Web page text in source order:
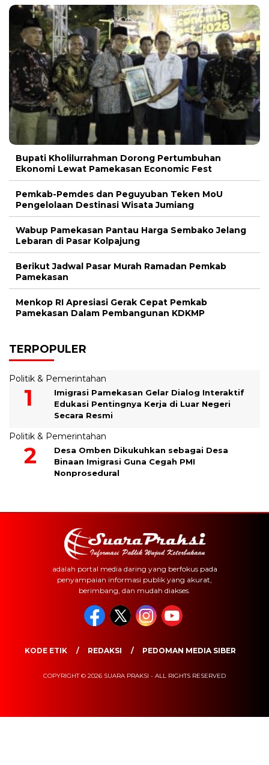
Bupati Kholilurrahman Dorong Pertumbuhan
Ekonomi Lewat Pamekasan Economic Fest
Pemkab-Pemdes dan Peguyuban Teken MoU
Pengelolaan Destinasi Wisata Jumiang
Wabup Pamekasan Pantau Harga Sembako Jelang
Lebaran di Pasar Kolpajung
Berikut Jadwal Pasar Murah Ramadan Pemkab
Pamekasan
Menkop RI Apresiasi Gerak Cepat Pemkab
Pamekasan Dalam Pembangunan KDKMP
TERPOPULER
Politik & Pemerintahan
Imigrasi Pamekasan Gelar Dialog Interaktif
Edukasi Pentingnya Kerja di Luar Negeri
Secara Resmi
Politik & Pemerintahan
Desa Omben Dikukuhkan sebagai Desa
Binaan Imigrasi Guna Cegah PMI
Nonprosedural
adalah portal media daring yang berfokus pada
penyampaian informasi publik yang akurat,
berimbang, dan mudah diakses.
KODE ETIK REDAKSI PEDOMAN MEDIA SIBER
COPYRIGHT © 2026 SUARA PRAKSI - ALL RIGHTS RESERVED